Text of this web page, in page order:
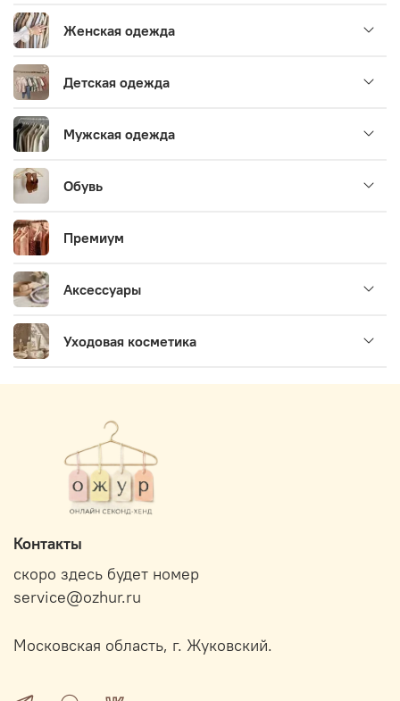
Женская одежда
Детская одежда
Мужская одежда
Обувь
Премиум
Аксессуары
Уходовая косметика
Контакты
скоро здесь будет номер
service@ozhur.ru
Московская область, г. Жуковский.